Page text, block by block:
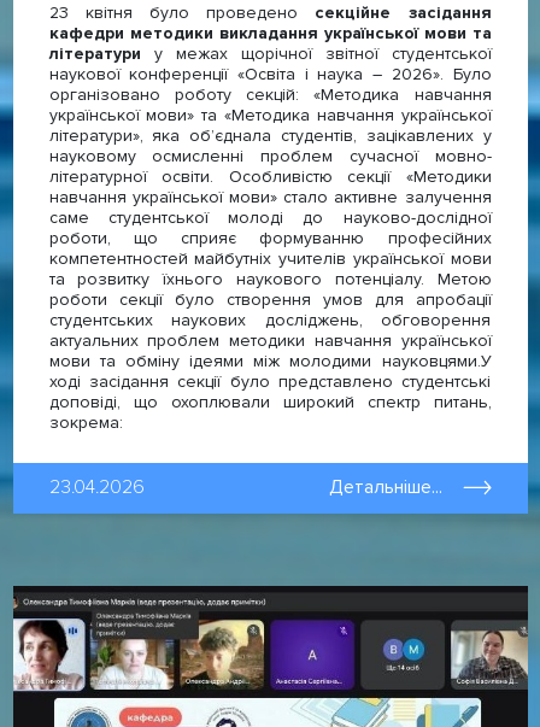
23 квітня було проведено секційне засідання
кафедри методики викладання української мови та
літератури у межах щорічної звітної студентської
наукової конференції «Освіта і наука – 2026». Було
організовано роботу секцій: «Методика навчання
української мови» та «Методика навчання української
літератури», яка об’єднала студентів, зацікавлених у
науковому осмисленні проблем сучасної мовно-
літературної освіти. Особливістю секції «Методики
навчання української мови» стало активне залучення
саме студентської молоді до науково-дослідної
роботи, що сприяє формуванню професійних
компетентностей майбутніх учителів української мови
та розвитку їхнього наукового потенціалу. Метою
роботи секції було створення умов для апробації
студентських наукових досліджень, обговорення
актуальних проблем методики навчання української
мови та обміну ідеями між молодими науковцями.У
ході засідання секції було представлено студентські
доповіді, що охоплювали широкий спектр питань,
зокрема:
23.04.2026 Детальніше...